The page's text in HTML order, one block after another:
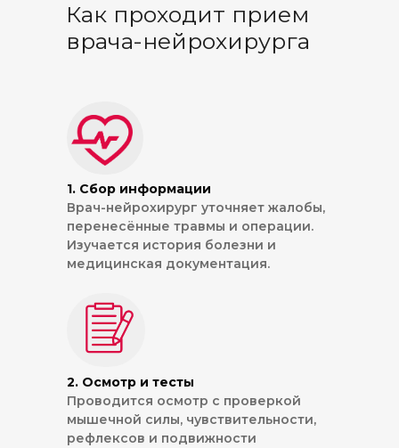
Как проходит прием
врача-нейрохирурга
1. Сбор информации
Врач-нейрохирург уточняет жалобы,
перенесённые травмы и операции.
Изучается история болезни и
медицинская документация.
2. Осмотр и тесты
Проводится осмотр с проверкой
мышечной силы, чувствительности,
рефлексов и подвижности